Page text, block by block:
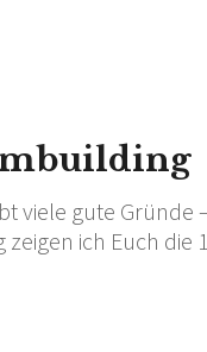
viele gute
ich Euch